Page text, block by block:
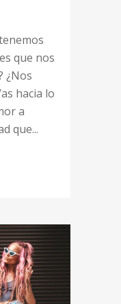
que nos
¿Nos
hacia lo
a
que...